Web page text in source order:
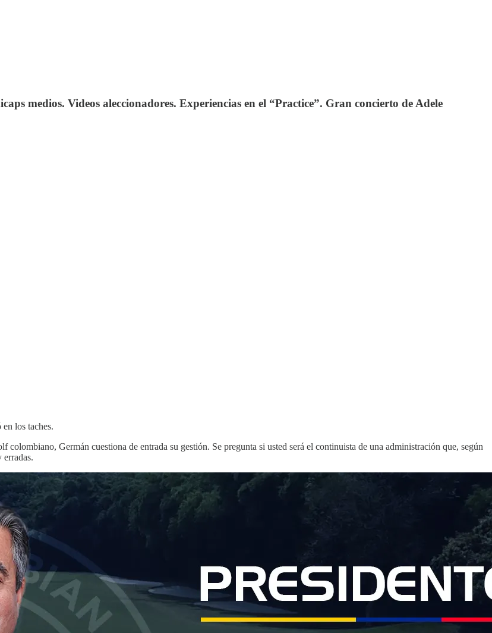
medios. Videos aleccionadores. Experiencias en el “Practice”. Gran concierto de Adele
los taches.
Germán cuestiona de entrada su gestión. Se pregunta si usted será el continuista de una administración que, según